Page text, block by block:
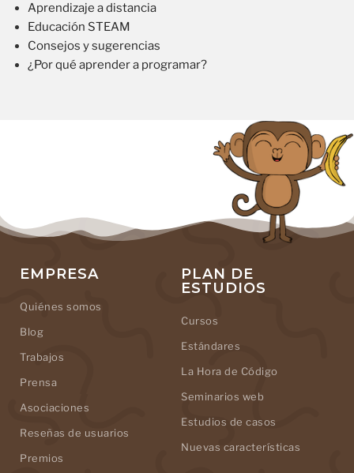
Aprendizaje a distancia
Educación STEAM
Consejos y sugerencias
¿Por qué aprender a programar?
EMPRESA
Quiénes somos
Blog
Trabajos
Prensa
Asociaciones
Reseñas de usuarios
Premios
PLAN DE
ESTUDIOS
Cursos
Estándares
La Hora de Código
Seminarios web
Estudios de casos
Nuevas características